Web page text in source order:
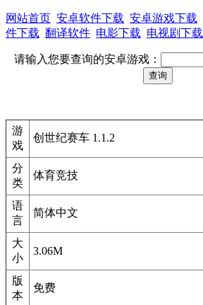
网站首页 安卓软件下载 安卓游戏下载
件下载 翻译软件 电影下载 电视剧下载
请输入您要查询的安卓游戏：
游
戏
创世纪赛车 1.1.2
分
类
体育竞技
语
言
简体中文
大
小
3.06M
版
本
免费